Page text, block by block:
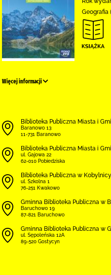
Geografia
Więcej informacji
Biblioteka Publiczna Miasta i
Baranowo 13
11-731 Baranowo
Biblioteka Publiczna Miasta i
ul. Gajowa 22
62-010 Pobiedziska
Biblioteka Publiczna w
ul. Szkolna 1
76-251 Kwakowo
Gminna Biblioteka Publiczna w
Baruchowo 19
87-821 Baruchowo
Gminna Biblioteka Publiczna w
ul. Sępoleńska 12A
89-520 Gostycyn